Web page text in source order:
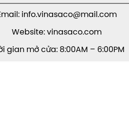
info.vinasaco@mail.com
Website: vinasaco.com
gian mở cửa: 8:00AM – 6:00PM